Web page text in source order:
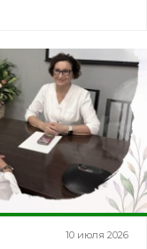
10 июля 2026